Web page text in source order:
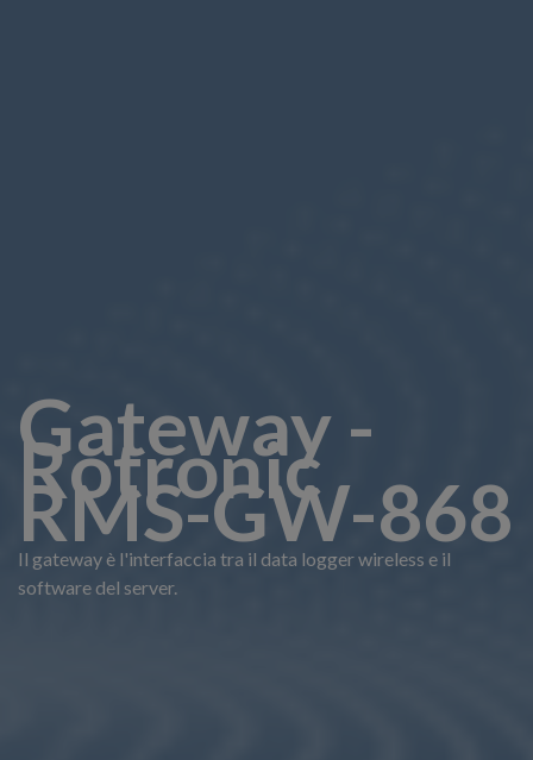
Gateway -
Rotronic
RMS-GW-868
Il gateway è l'interfaccia tra il data logger wireless e il
software del server.